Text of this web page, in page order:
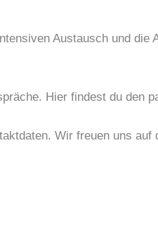
Austausch und die
Hier findest du den
Wir freuen uns auf